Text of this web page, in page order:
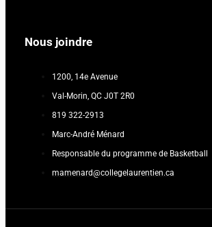
Nous joindre
1200, 14e Avenue
Val-Morin, QC J0T 2R0
819 322-2913
Marc-André Ménard
Responsable du programme de Basketball
mamenard@collegelaurentien.ca